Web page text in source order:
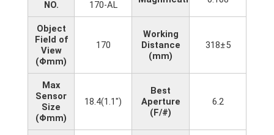
NO.
170-AL
Object
Field of
View
(Φmm)
170
Working
Distance
(mm)
318±5
Max
Sensor
Size
(Φmm)
18.4(1.1")
Best
Aperture
(F/#)
6.2